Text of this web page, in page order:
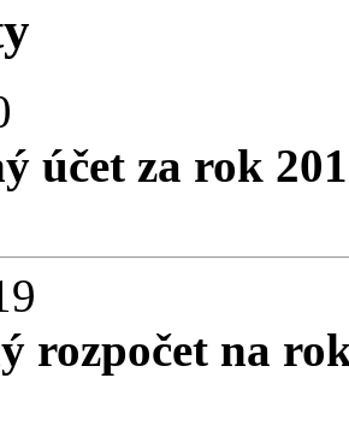
účet za rok
rozpočet na